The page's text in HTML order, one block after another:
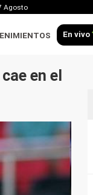
Agosto
En vivo
en el